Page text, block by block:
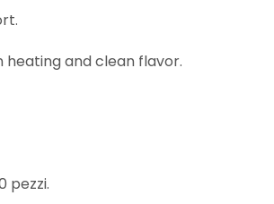
heating and clean flavor.
pezzi.